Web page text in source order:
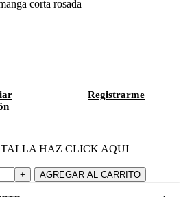
Registrarme
corta rosada
HAZ CLICK AQUI
AGREGAR AL CARRITO